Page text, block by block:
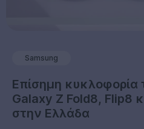
Samsung
Επίσημη κυκλοφορία
Galaxy Z Fold8, Flip8
στην Ελλάδα